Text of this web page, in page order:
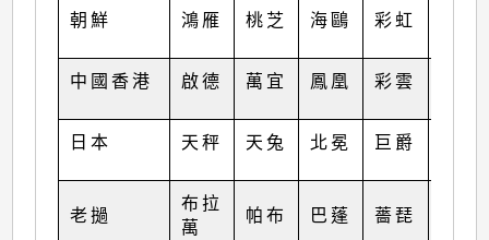
朝鮮 鴻雁 桃芝 海鷗 彩虹
中國香港 啟德 萬宜 鳳凰 彩雲
日本 天秤 天兔 北冕 巨爵
老撾
布拉
萬
帕布 巴蓬 薔琵